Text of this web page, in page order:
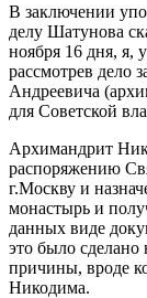
В заключении
делу Шатунова
ноября 16 дня,
рассмотрев дело
Андреевича
для Советской
Архимандрит
распоряжению
г.Москву и
монастырь и
данных виде
это было сделано
причины, вроде
Никодима.